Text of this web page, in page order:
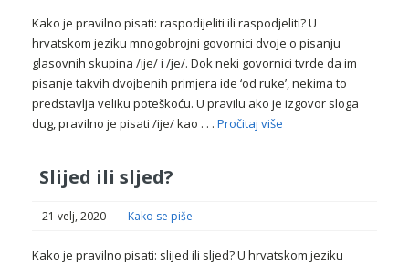
Kako je pravilno pisati: raspodijeliti ili raspodjeliti? U
hrvatskom jeziku mnogobrojni govornici dvoje o pisanju
glasovnih skupina /ije/ i /je/. Dok neki govornici tvrde da im
pisanje takvih dvojbenih primjera ide ‘od ruke’, nekima to
predstavlja veliku poteškoću. U pravilu ako je izgovor sloga
dug, pravilno je pisati /ije/ kao . . . Pročitaj više
Slijed ili sljed?
21 velj, 2020 Kako se piše
Kako je pravilno pisati: slijed ili sljed? U hrvatskom jeziku